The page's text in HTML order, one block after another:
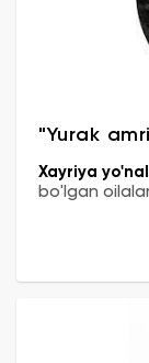
"Yurak
Xayriya
bo'lgan